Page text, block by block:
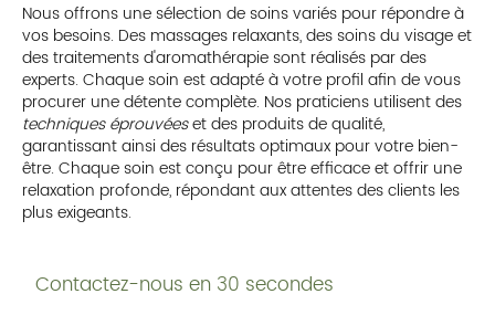
Nous offrons une sélection de soins variés pour répondre à
vos besoins. Des massages relaxants, des soins du visage et
des traitements d'aromathérapie sont réalisés par des
experts. Chaque soin est adapté à votre profil afin de vous
procurer une détente complète. Nos praticiens utilisent des
techniques éprouvéeset des produits de qualité,
garantissant ainsi des résultats optimaux pour votre bien-
être. Chaque soin est conçu pour être efficace et offrir une
relaxation profonde, répondant aux attentes des clients les
plus exigeants.
Contactez-nous en 30 secondes